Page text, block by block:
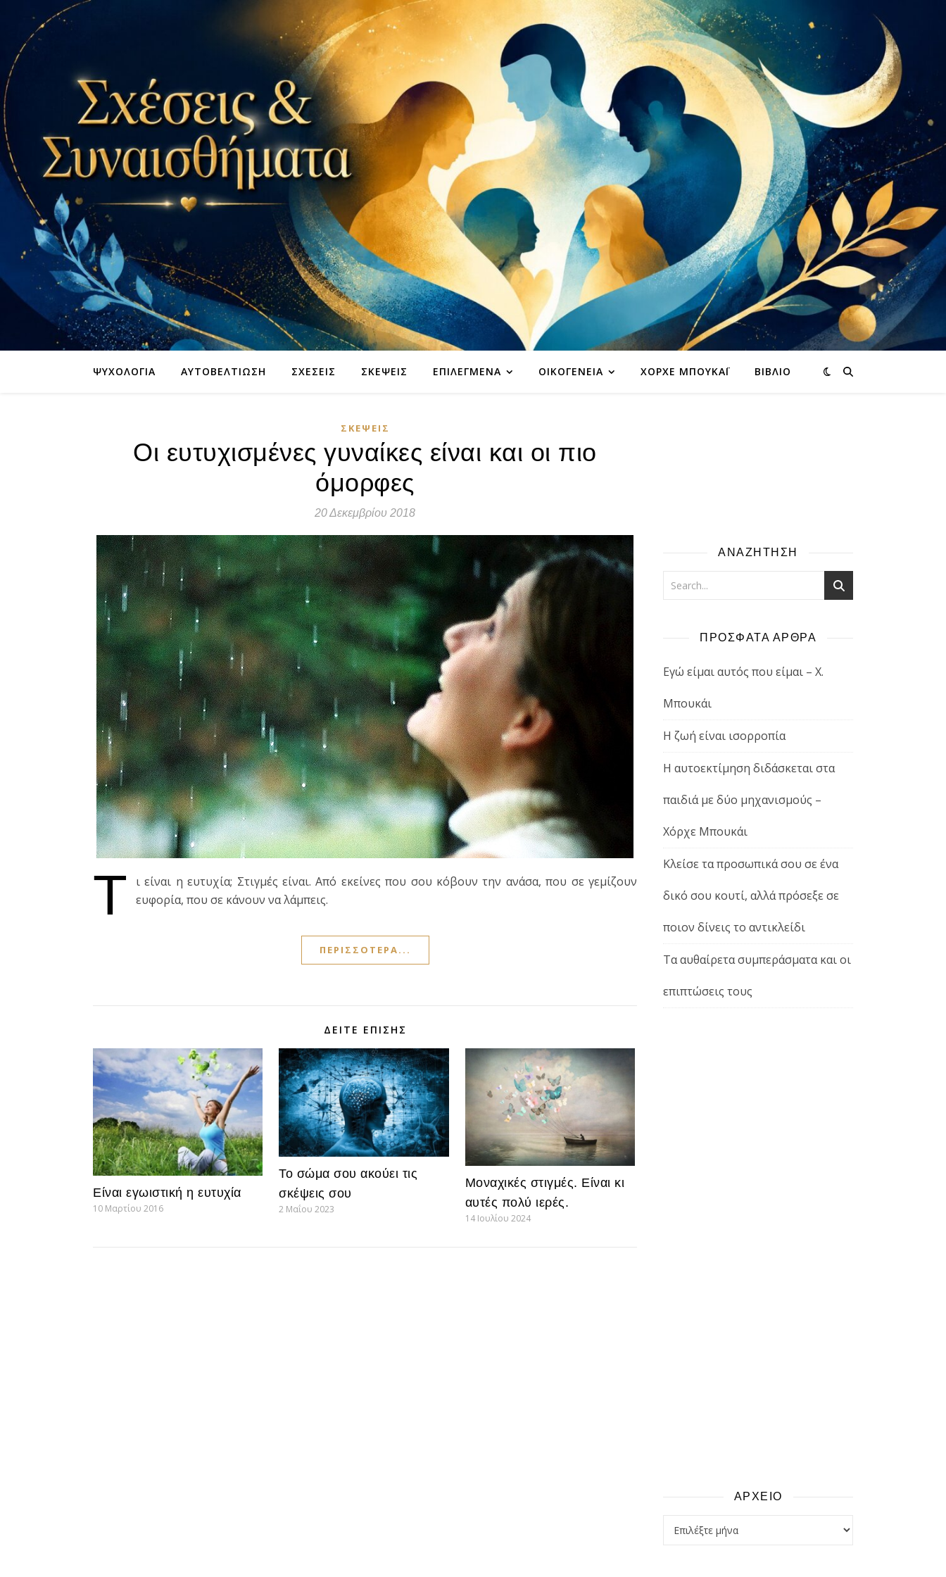
ΨΥΧΟΛΟΓΊΑ ΑΥΤΟΒΕΛΤΊΩΣΗ ΣΧΈΣΕΙΣ ΣΚΈΨΕΙΣ ΕΠΙΛΕΓΜΈΝΑ ΟΙΚΟΓΈΝΕΙΑ ΧΌΡΧΕ ΜΠΟΥΚΆΙ ΒΙΒΛΊΟ
ΣΚΈΨΕΙΣ
Οι ευτυχισμένες γυναίκες είναι και οι πιο
όμορφες
20 Δεκεμβρίου 2018
Τ
ι είναι η ευτυχία; Στιγμές είναι. Από εκείνες που σου κόβουν την ανάσα, που σε γεμίζουν
ευφορία, που σε κάνουν να λάμπεις.
ΠΕΡΙΣΣΌΤΕΡΑ...
ΔΕΊΤΕ ΕΠΊΣΗΣ
Είναι εγωιστική η ευτυχία
10 Μαρτίου 2016
Το σώμα σου ακούει τις
σκέψεις σου
2 Μαΐου 2023
Μοναχικές στιγμές. Είναι κι
αυτές πολύ ιερές.
14 Ιουλίου 2024
ΑΝΑΖΗΤΗΣΗ
ΠΡΟΣΦΑΤΑ ΑΡΘΡΑ
Εγώ είμαι αυτός που είμαι – Χ.
Μπουκάι
Η ζωή είναι ισορροπία
Η αυτοεκτίμηση διδάσκεται στα
παιδιά με δύο μηχανισμούς –
Χόρχε Μπουκάι
Κλείσε τα προσωπικά σου σε ένα
δικό σου κουτί, αλλά πρόσεξε σε
ποιον δίνεις το αντικλείδι
Τα αυθαίρετα συμπεράσματα και οι
επιπτώσεις τους
ΑΡΧΕΙΟ